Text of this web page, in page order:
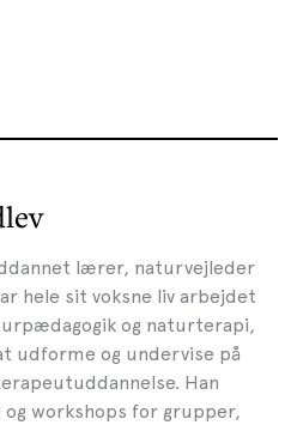
lærer, naturvejleder
hele sit voksne liv arbejdet
og naturterapi,
udforme og undervise på
Han
workshops for grupper,